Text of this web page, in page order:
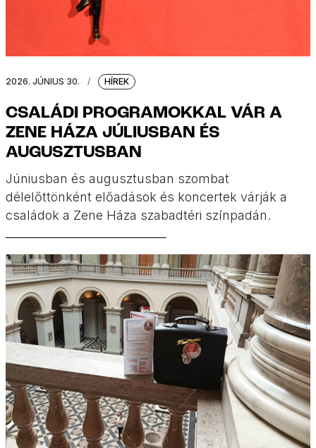
2026. JÚNIUS 30. / HÍREK
CSALÁDI PROGRAMOKKAL VÁR A
ZENE HÁZA JÚLIUSBAN ÉS
AUGUSZTUSBAN
Júniusban és augusztusban szombat
délelőttönként előadások és koncertek várják a
családok a Zene Háza szabadtéri színpadán.